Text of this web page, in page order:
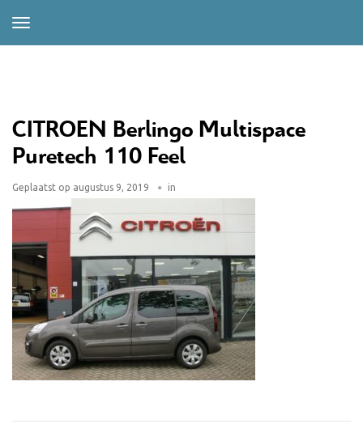
CITROEN Berlingo Multispace
Puretech 110 Feel
Geplaatst op augustus 9, 2019 in